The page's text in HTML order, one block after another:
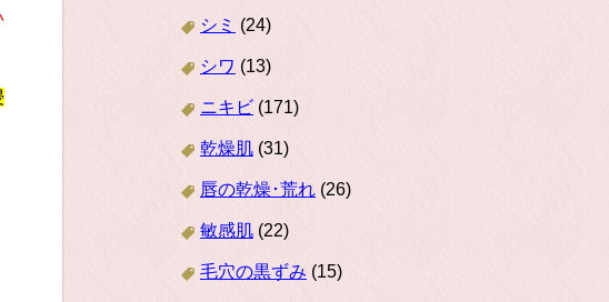
シミ (24)
シワ (13)
ニキビ (171)
乾燥肌 (31)
唇の乾燥･荒れ (26)
敏感肌 (22)
毛穴の黒ずみ (15)